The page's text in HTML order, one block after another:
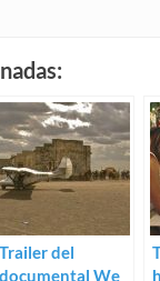
Trailer del
documental We